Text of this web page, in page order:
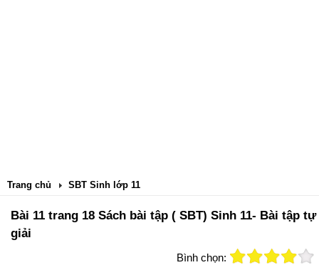
Trang chủ SBT Sinh lớp 11
Bài 11 trang 18 Sách bài tập ( SBT) Sinh 11- Bài tập tự
giải
Bình chọn: